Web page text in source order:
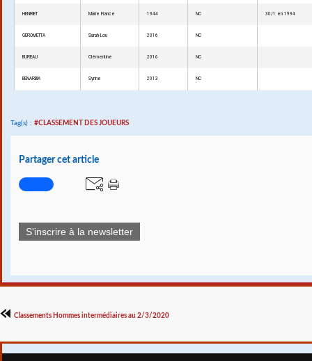
HENRIET Marie France 1944 NC 30/1 en 1994
GEROMETTA Sarah-Lou 2016 NC
BUREAU Clémentine 2016 NC
BENARBIA Syrine 2013 NC
Tag(s) : #CLASSEMENT DES JOUEURS
Partager cet article
S'inscrire à la newsletter
Classements Hommes intermédiaires au 2/3/2020